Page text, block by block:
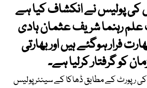
کی پولیس نے انکشاف کیا ہے
رہنما شریف عثمان ہادی
فرار ہوگئے ہیں اور بھارتی
کو گرفتار کرلیا ہے۔
رپورٹ کے مطابق ڈھاکا کے سینئر پولیس